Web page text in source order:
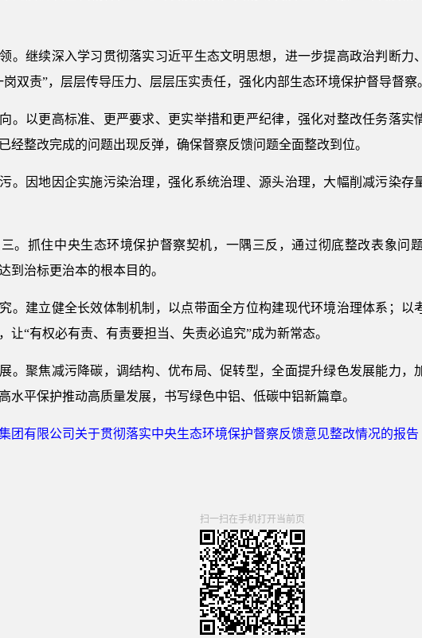
。继续深入学习贯彻落实习近平生态文明思想，进一步提高政治判断力
双责”，层层传导压力、层层压实责任，强化内部生态环境保护督导督察。
。以更高标准、更严要求、更实举措和更严纪律，强化对整改任务落实
经整改完成的问题出现反弹，确保督察反馈问题全面整改到位。
。因地因企实施污染治理，强化系统治理、源头治理，大幅削减污染存
。抓住中央生态环境保护督察契机，一隅三反，通过彻底整改表象问
到治标更治本的根本目的。
。建立健全长效体制机制，以点带面全方位构建现代环境治理体系；以
让“有权必有责、有责要担当、失责必追究”成为新常态。
。聚焦减污降碳，调结构、优布局、促转型，全面提升绿色发展能力，
水平保护推动高质量发展，书写绿色中铝、低碳中铝新篇章。
团有限公司关于贯彻落实中央生态环境保护督察反馈意见整改情况的报告
扫一扫在手机打开当前页